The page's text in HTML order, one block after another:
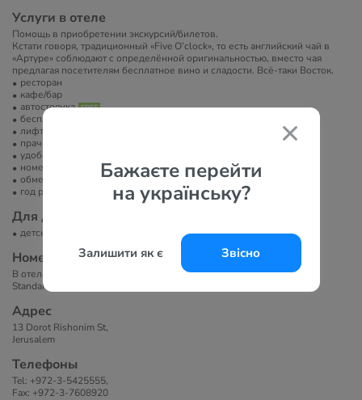
Бажаєте перейти
на українську?
Залишити як є Звісно
Услуги в отеле
Помощь в приобретении экскурсий/билетов.
Кстати говоря, традиционный «Five O’clock», то есть английский чай в
«Артуре» соблюдают с определённой оригинальностью, вместо чая
предлагая посетителям бесплатное вино и сладости. Всё-таки Восток.
ресторан
кафе/бар
автостоянка
бесплатный Wi-Fi
лифт
прачечная
удобства для людей с инвалидностью
номера для некурящих
обмен валют
год реновации
Для детей
детские стульчики в ресторане
Номера
В отеле 54 номера.
Standard Room
Адрес
13 Dorot Rishonim St,
Jerusalem
Телефоны
Tel: +972-3-5425555,
Fax: +972-3-7608920